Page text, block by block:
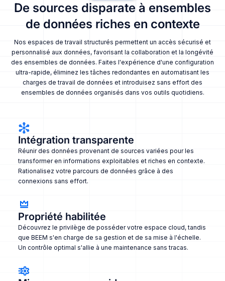
De sources disparate à ensembles
de données riches en contexte
Nos espaces de travail structurés permettent un accès sécurisé et
personnalisé aux données, favorisant la collaboration et la longévité
des ensembles de données. Faites l'expérience d'une configuration
ultra-rapide, éliminez les tâches redondantes en automatisant les
charges de travail de données et introduisez sans effort des
ensembles de données organisés dans vos outils quotidiens.
Intégration transparente
Réunir des données provenant de sources variées pour les
transformer en informations exploitables et riches en contexte.
Rationalisez votre parcours de données grâce à des
connexions sans effort.
Propriété habilitée
Découvrez le privilège de posséder votre espace cloud, tandis
que BEEM s'en charge de sa gestion et de sa mise à l'échelle.
Un contrôle optimal s'allie à une maintenance sans tracas.